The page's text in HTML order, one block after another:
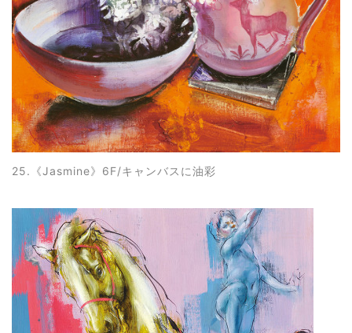
25.《Jasmine》6F/キャンバスに油彩